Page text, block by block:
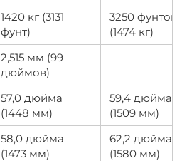
1420 кг (3131
фунт)
3250 фунтов
(1474 кг)
2,515 мм (99
дюймов)
57,0 дюйма
(1448 мм)
59,4 дюйма
(1509 мм)
58,0 дюйма
(1473 мм)
62,2 дюйма
(1580 мм)